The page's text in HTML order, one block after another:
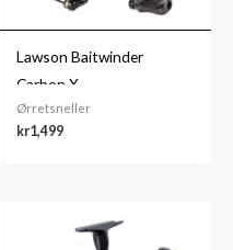
Lawson Baitwinder
Carbon X
Ørretsneller
kr1,499
kr999